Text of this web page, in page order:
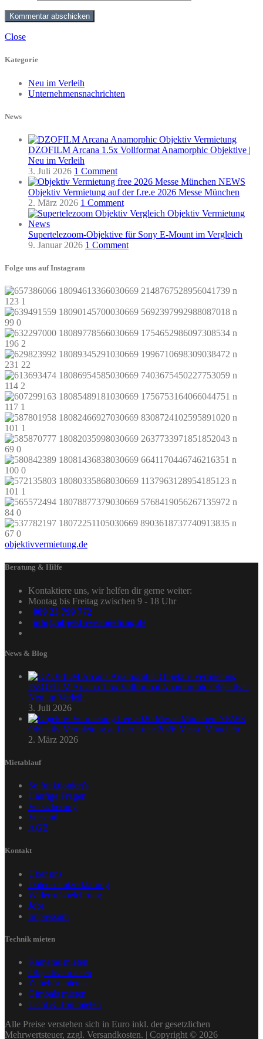
Close
Kategorie
Neu im Verleih
Unternehmensnachrichten
News
DZOFILM Arcana 1.5x Vollformat Anamorphic Objektive |
Neu im Verleih
3. Juli 2026 1 Comment
Objektiv Vermietung auf der f.re.e 2026 Messe München
2. März 2026 1 Comment
Supertelezoom-Objektive für Sony E-Mount im Vergleich
9. Januar 2026 1 Comment
Folge uns auf Instagram
123 1
99 0
196 2
231 22
114 2
117 1
101 1
69 0
100 0
101 1
84 0
67 0
objektivvermietung.de
Beratung & Hilfe
Kontaktiere uns, wir helfen dir gerne weiter:
Montag bis Freitag zwischen 9 - 18 Uhr
089 23 799 772
info@objektivvermietung.de
News & Blog
DZOFILM Arcana 1.5x Vollformat Anamorphic Objektive |
Neu im Verleih
3. Juli 2026
Objektiv Vermietung auf der f.re.e 2026 Messe München
2. März 2026
Mietablauf
So funktioniert's
Häufige Fragen
Versicherung
Versand
AGB
Kontakt
Über uns
Datenschutzerklärung
Widerrufsbelehrung
Jobs
Impressum
Technik mieten
Kameras mieten
Objektive mieten
Zubehör mieten
Gimbals mieten
Licht & Ton mieten
Alle Preise verstehen sich in Euro inkl. der gesetzlichen
Mehrwertsteuer, zzgl. Versandkosten. | Copyright © 2026